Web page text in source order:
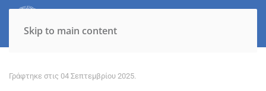
Skip to main content
Γράφτηκε στις 04 Σεπτεμβρίου 2025.